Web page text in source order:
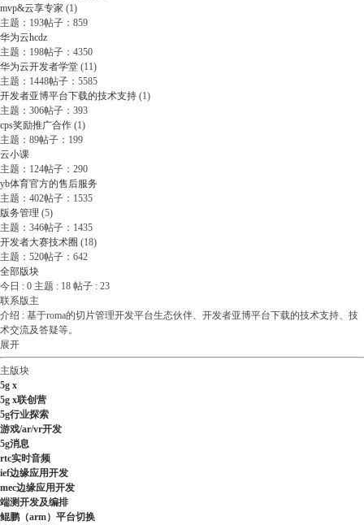
mvp&云享专家 (1)
主题：193帖子：859
华为云hcdz
主题：198帖子：4350
华为云开发者学堂 (11)
主题：1448帖子：5585
开发者亚博平台下载的技术支持 (1)
主题：306帖子：393
cps奖励推广合作 (1)
主题：89帖子：199
云小课
主题：124帖子：290
yb体育官方的售后服务
主题：402帖子：1535
版务管理 (5)
主题：346帖子：1435
开发者大赛技术圈 (18)
主题：520帖子：642
全部版块
今日 : 0 主题 : 18 帖子 : 23
联系版主
介绍 : 基于roma的切片管理开发平台生态伙伴、开发者亚博平台下载的技术支持、技
术交流及答疑等。
展开
主版块
5g x
5g x联创营
5g行业探索
游戏/ar/vr开发
5g消息
rtc实时音频
ief边缘应用开发
mec边缘应用开发
端测开发及编排
鲲鹏（arm）平台切换